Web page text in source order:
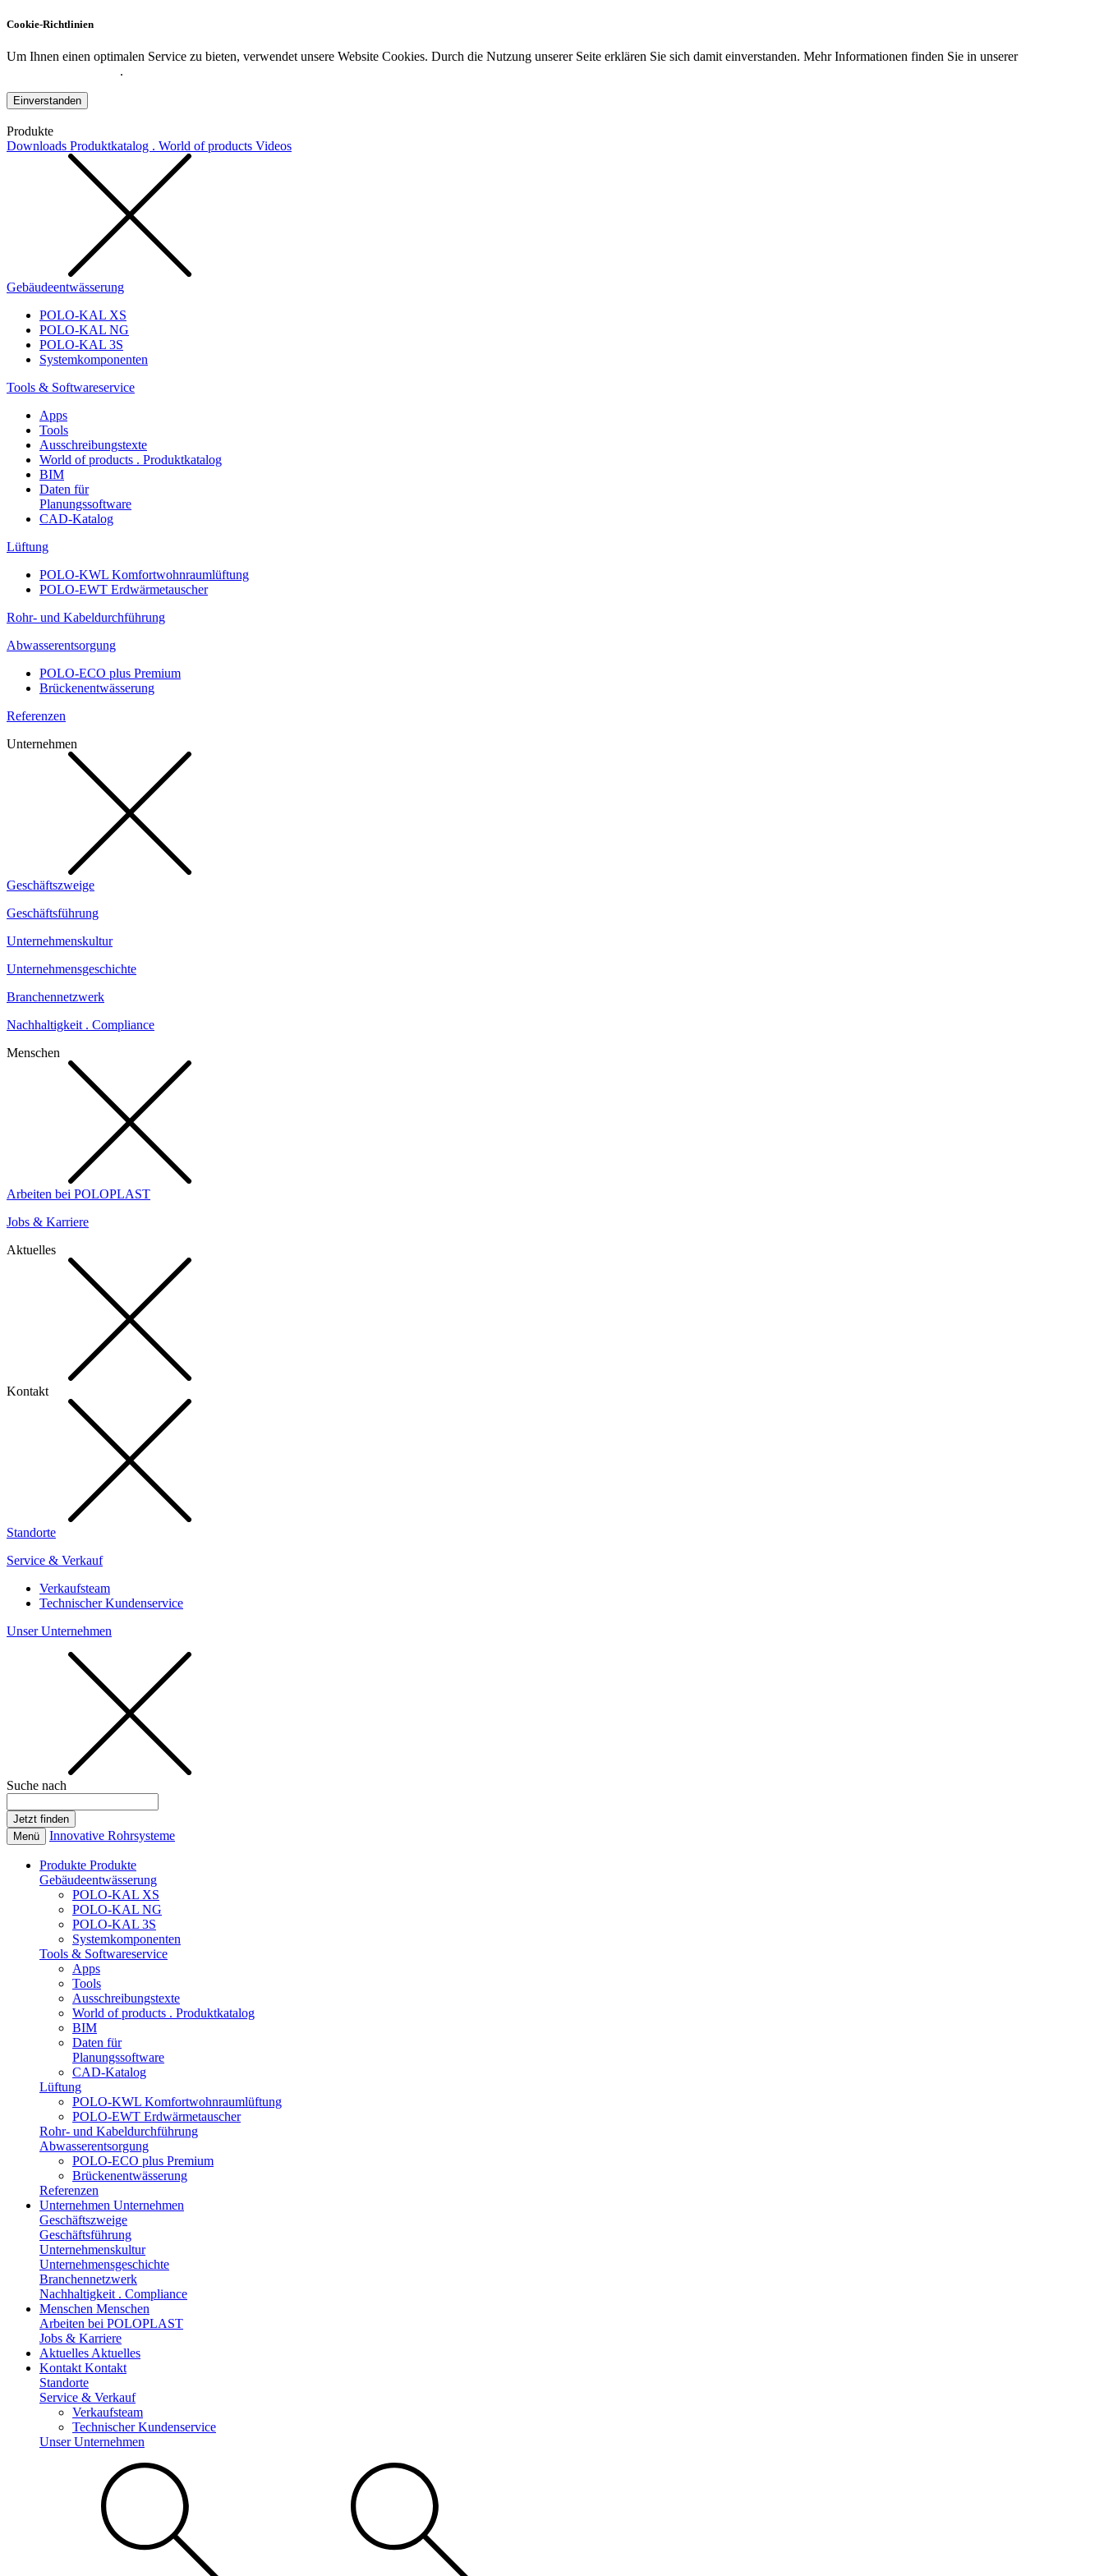
Cookie-Richtlinien
Um Ihnen einen optimalen Service zu bieten, verwendet unsere Website Cookies. Durch die Nutzung unserer Seite erklären Sie sich damit einverstanden. Mehr Informationen finden Sie in unserer
.
Einverstanden
Produkte
Downloads Produktkatalog . World of products Videos
Gebäudeentwässerung
POLO-KAL XS
POLO-KAL NG
POLO-KAL 3S
Systemkomponenten
Tools & Softwareservice
Apps
Tools
Ausschreibungstexte
World of products . Produktkatalog
BIM
Daten für
Planungssoftware
CAD-Katalog
Lüftung
POLO-KWL Komfortwohnraumlüftung
POLO-EWT Erdwärmetauscher
Rohr- und Kabeldurchführung
Abwasserentsorgung
POLO-ECO plus Premium
Brückenentwässerung
Referenzen
Unternehmen
Geschäftszweige
Geschäftsführung
Unternehmenskultur
Unternehmensgeschichte
Branchennetzwerk
Nachhaltigkeit . Compliance
Menschen
Arbeiten bei POLOPLAST
Jobs & Karriere
Aktuelles
Kontakt
Standorte
Service & Verkauf
Verkaufsteam
Technischer Kundenservice
Unser Unternehmen
Suche nach
Menü Innovative Rohrsysteme
Produkte Produkte
Gebäudeentwässerung
POLO-KAL XS
POLO-KAL NG
POLO-KAL 3S
Systemkomponenten
Tools & Softwareservice
Apps
Tools
Ausschreibungstexte
World of products . Produktkatalog
BIM
Daten für
Planungssoftware
CAD-Katalog
Lüftung
POLO-KWL Komfortwohnraumlüftung
POLO-EWT Erdwärmetauscher
Rohr- und Kabeldurchführung
Abwasserentsorgung
POLO-ECO plus Premium
Brückenentwässerung
Referenzen
Unternehmen Unternehmen
Geschäftszweige
Geschäftsführung
Unternehmenskultur
Unternehmensgeschichte
Branchennetzwerk
Nachhaltigkeit . Compliance
Menschen Menschen
Arbeiten bei POLOPLAST
Jobs & Karriere
Aktuelles Aktuelles
Kontakt Kontakt
Standorte
Service & Verkauf
Verkaufsteam
Technischer Kundenservice
Unser Unternehmen